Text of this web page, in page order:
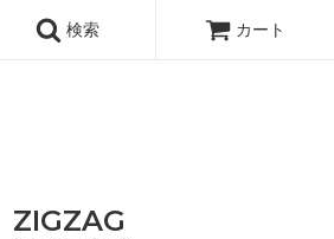
検索 カート
ZIGZAG